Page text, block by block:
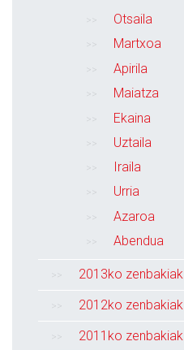
Otsaila
Martxoa
Apirila
Maiatza
Ekaina
Uztaila
Iraila
Urria
Azaroa
Abendua
2013ko zenbakiak
2012ko zenbakiak
2011ko zenbakiak